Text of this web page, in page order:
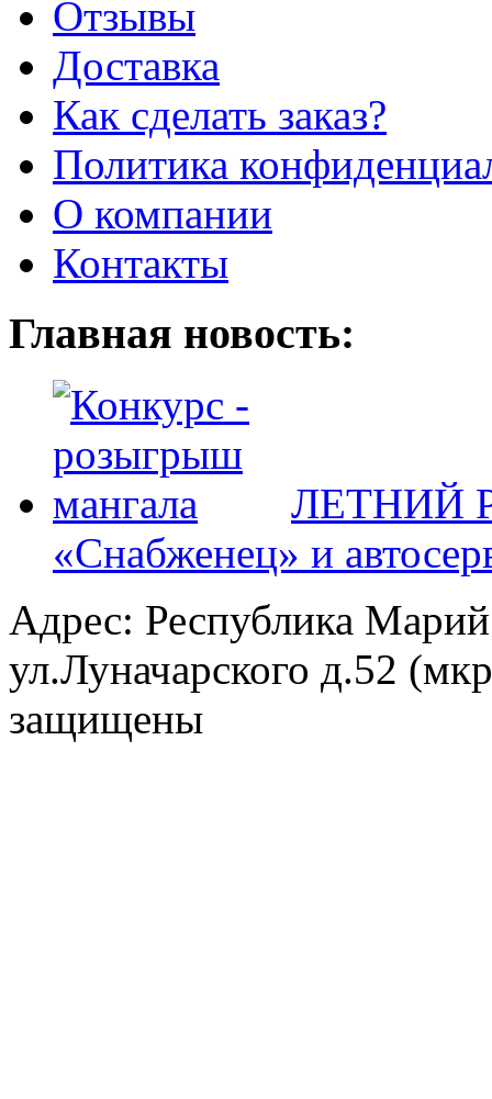
Отзывы
Доставка
Как сделать заказ?
Политика
О компании
Контакты
Главная новость:
ЛЕТНИЙ
«Снабженец» и
Адрес: Республика
ул.Луначарского д.52
защищены